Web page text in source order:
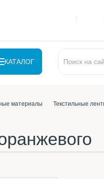
КАТАЛОГ
материалы Текстильные